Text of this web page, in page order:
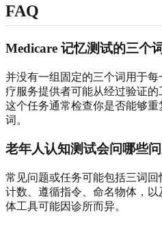
FAQ
Medicare 记忆测试的三个
并没有一组固定的三个词用于每
疗服务提供者可能从经过验证的
这个任务通常检查你是否能够
词。
老年人认知测试会问哪些问
常见问题或任务可能包括三词回
计数、遵循指令、命名物体，
体工具可能因诊所而异。